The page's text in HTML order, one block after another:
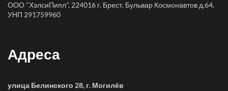
ООО "ХэлсиПипл", 224016 г. Брест, Бульвар Космонавтов д.64,
УНП 291759960
Адреса
улица Белинского 28, г. Могилёв